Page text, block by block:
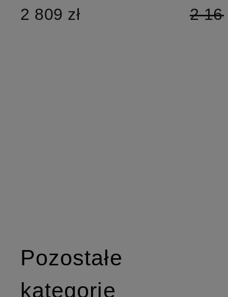
2 809 zł
2
Pozostałe
kategorie